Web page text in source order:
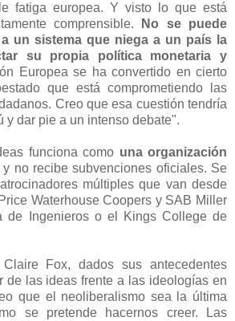
fatiga europea. Y visto lo que está
comprensible.
No se puede
a un sistema que niega a un país la
su propia política monetaria y
Europea se ha convertido en cierto
que está comprometiendo las
Creo que esa cuestión tendría
y dar pie a un intenso debate".
funciona como una organización
y no recibe subvenciones oficiales. Se
múltiples que van desde
Waterhouse Coopers y SAB Miller
de Ingenieros o el Kings College de
Fox, dados sus antecedentes
de las ideas frente a las ideologías en
que el neoliberalismo sea la última
se pretende hacernos creer. Las